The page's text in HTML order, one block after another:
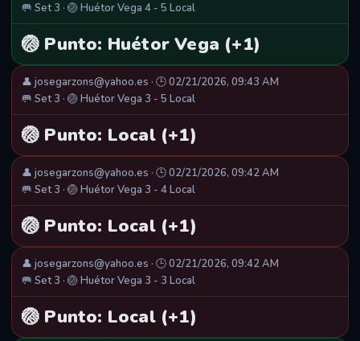
🥅 Set 3 · 🏐 Huétor Vega 4 - 5 Local
🏐 Punto: Huétor Vega (+1)
👤 josegarzons@yahoo.es · 🕒 02/21/2026, 09:43 AM
🥅 Set 3 · 🏐 Huétor Vega 3 - 5 Local
🏐 Punto: Local (+1)
👤 josegarzons@yahoo.es · 🕒 02/21/2026, 09:42 AM
🥅 Set 3 · 🏐 Huétor Vega 3 - 4 Local
🏐 Punto: Local (+1)
👤 josegarzons@yahoo.es · 🕒 02/21/2026, 09:42 AM
🥅 Set 3 · 🏐 Huétor Vega 3 - 3 Local
🏐 Punto: Local (+1)